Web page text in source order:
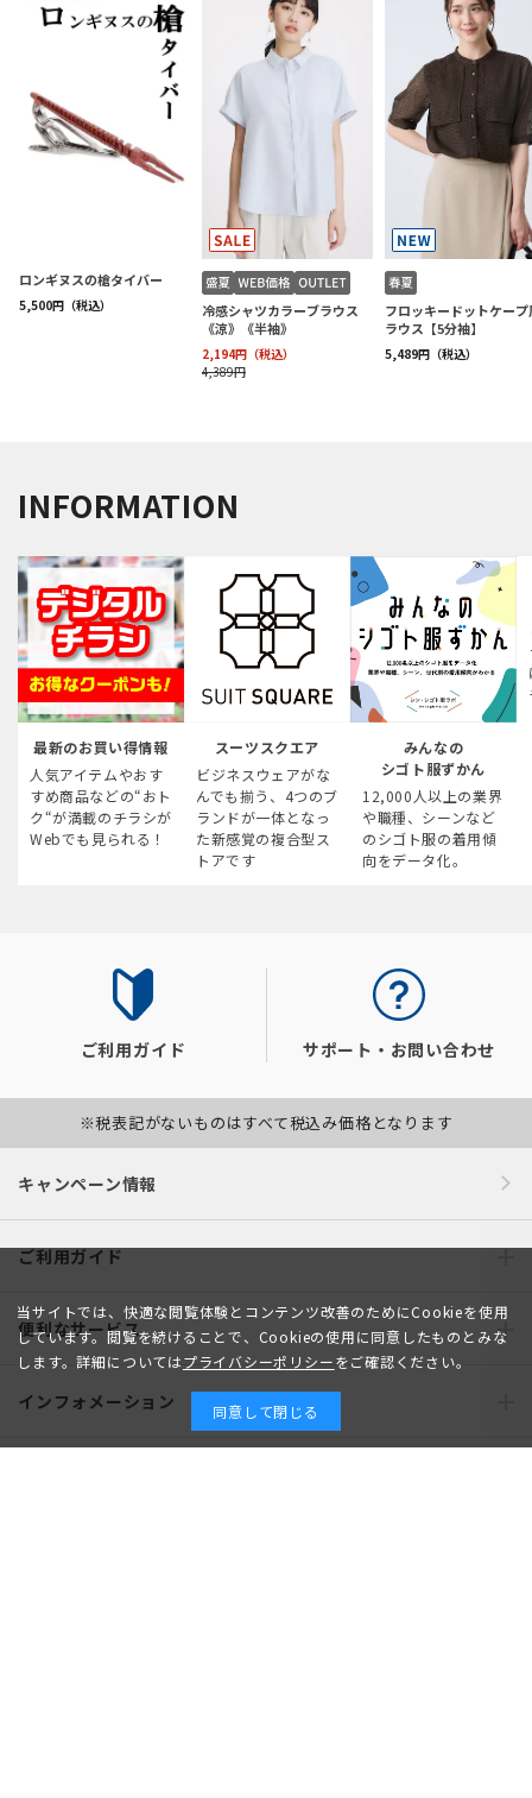
INFORMATION
最新のお買い得情報
人気アイテムやおす
すめ商品などの“おト
ク“が満載のチラシが
Webでも見られる！
スーツスクエア
ビジネスウェアがな
んでも揃う、4つのブ
ランドが一体となっ
た新感覚の複合型ス
トアです
みんなの
シゴト服ずかん
12,000人以上の業界
や職種、シーンなど
のシゴト服の着用傾
向をデータ化。
ご利用ガイド サポート・お問い合わせ
※税表記がないものはすべて税込み価格となります
キャンペーン情報
ご利用ガイド
便利なサービス
インフォメーション
当サイトでは、快適な閲覧体験とコンテンツ改善のためにCookieを使用
しています。閲覧を続けることで、Cookieの使用に同意したものとみな
します。詳細についてはプライバシーポリシーをご確認ください。
同意して閉じる